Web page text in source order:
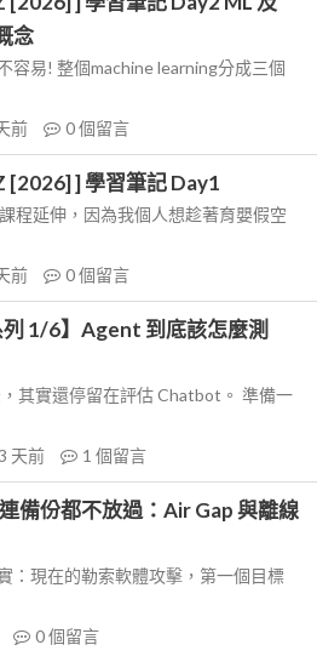
念
容易! 整個machine learning分成三個
前 0個留言
] 學習筆記 Day1
程延伸，因為我個人想趁著育嬰假空
前 0個留言
1/6】Agent 到底該怎麼測
其實還停留在評估 Chatbot。 準備一
天前 1 個留言
備份都不放過：Air Gap 與離線
：現在的勒索軟體攻擊，第一個目標
0個留言